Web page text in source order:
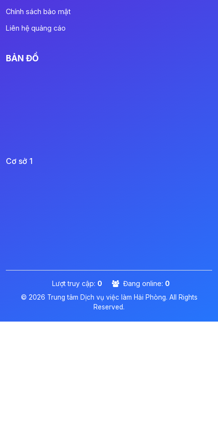
Chính sách bảo mật
Liên hệ quảng cáo
BẢN ĐỒ
Cơ sở 1
Lượt truy cập: 0 Đang online: 0
© 2026 Trung tâm Dịch vụ việc làm Hải Phòng. All Rights
Reserved.